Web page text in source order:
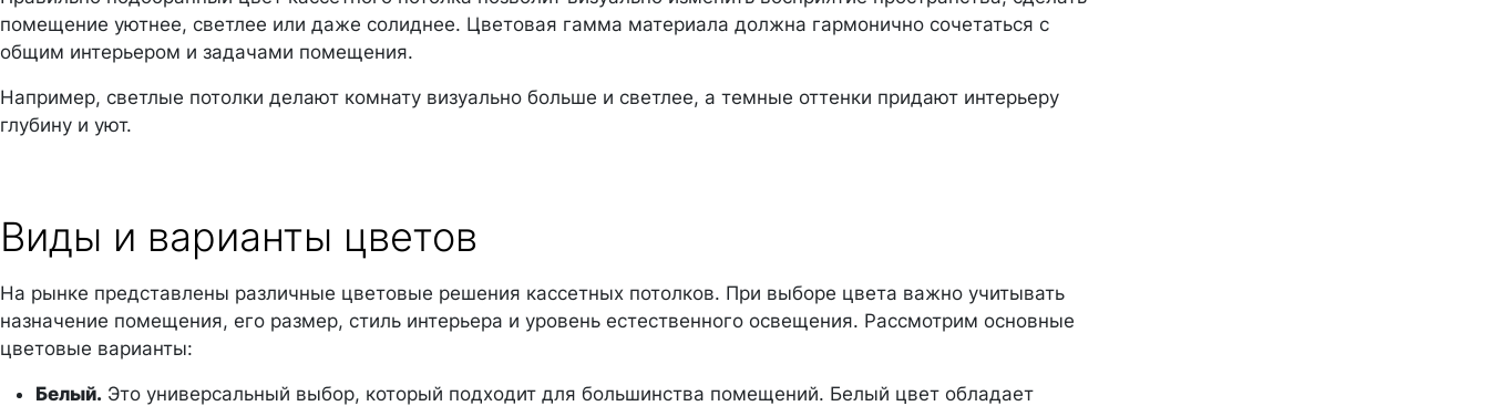
помещение уютнее, светлее или даже солиднее. Цветовая гамма материала должна гармонично сочетаться с
общим интерьером и задачами помещения.
Например, светлые потолки делают комнату визуально больше и светлее, а темные оттенки придают интерьеру
глубину и уют.
Виды и варианты цветов
На рынке представлены различные цветовые решения кассетных потолков. При выборе цвета важно учитывать
назначение помещения, его размер, стиль интерьера и уровень естественного освещения. Рассмотрим основные
цветовые варианты:
Белый. Это универсальный выбор, который подходит для большинства помещений. Белый цвет обладает